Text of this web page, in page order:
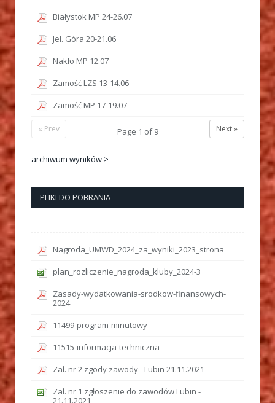
Białystok MP 24-26.07
Jel. Góra 20-21.06
Nakło MP 12.07
Zamość LZS 13-14.06
Zamość MP 17-19.07
Next »
Page 1 of9
« Prev
archiwum wyników >
PLIKI DO POBRANIA
Nagroda_UMWD_2024_za_wyniki_2023_strona
plan_rozliczenie_nagroda_kluby_2024-3
Zasady-wydatkowania-srodkow-finansowych-
2024
11499-program-minutowy
11515-informacja-techniczna
Zał. nr 2 zgody zawody - Lubin 21.11.2021
Zał. nr 1 zgłoszenie do zawodów Lubin -
21.11.2021